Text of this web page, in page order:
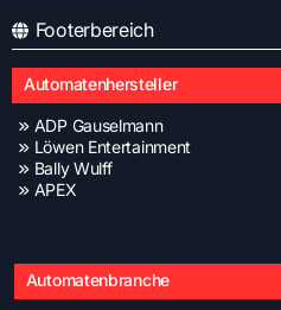
Footerbereich
Automatenhersteller
ADP Gauselmann
Löwen Entertainment
Bally Wulff
APEX
Automatenbranche